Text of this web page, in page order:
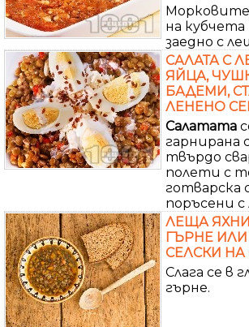
Морковите
на кубчета
заедно с
САЛАТА С
ЯЙЦА,
БАДЕМИ,
ЛЕНЕНО
Салатата
гарнирана
твърдо
полети с
готварска
поръсени с
ЛЕЩА
ГЪРНЕ
СЕЛСКИ
Слага се в
гърне.